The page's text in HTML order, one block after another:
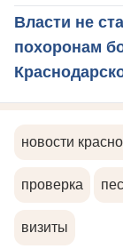
Власти не
похоронам
новости
проверка
визиты